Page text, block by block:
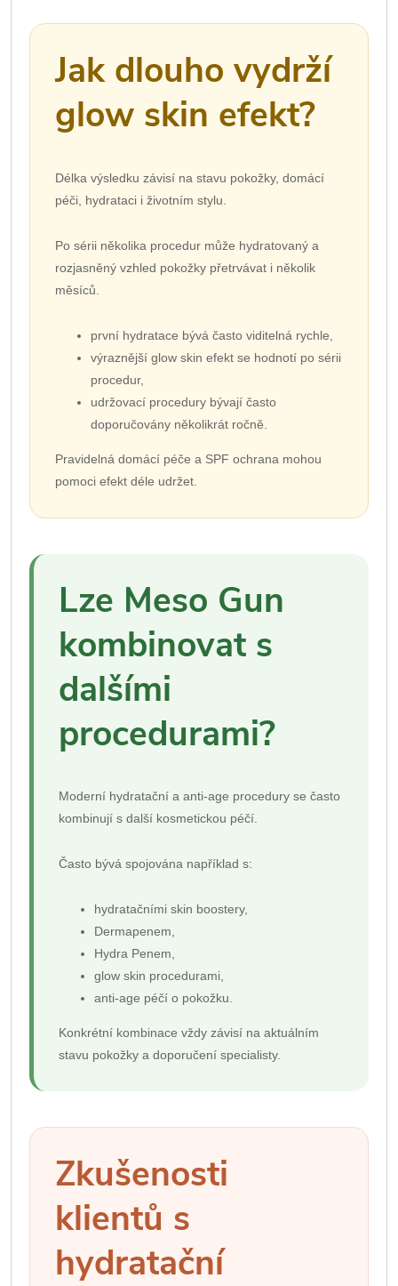
Jak dlouho vydrží
glow skin efekt?
Délka výsledku závisí na stavu pokožky, domácí
péči, hydrataci i životním stylu.
Po sérii několika procedur může hydratovaný a
rozjasněný vzhled pokožky přetrvávat i několik
měsíců.
první hydratace bývá často viditelná rychle,
výraznější glow skin efekt se hodnotí po sérii
procedur,
udržovací procedury bývají často
doporučovány několikrát ročně.
Pravidelná domácí péče a SPF ochrana mohou
pomoci efekt déle udržet.
Lze Meso Gun
kombinovat s
dalšími
procedurami?
Moderní hydratační a anti-age procedury se často
kombinují s další kosmetickou péčí.
Často bývá spojována například s:
hydratačními skin boostery,
Dermapenem,
Hydra Penem,
glow skin procedurami,
anti-age péčí o pokožku.
Konkrétní kombinace vždy závisí na aktuálním
stavu pokožky a doporučení specialisty.
Zkušenosti
klientů s
hydratační